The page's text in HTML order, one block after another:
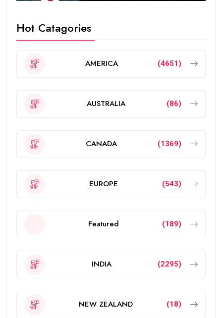
Hot Catagories
AMERICA (4651)
AUSTRALIA (86)
CANADA (1369)
EUROPE (543)
Featured (189)
INDIA (2295)
NEW ZEALAND (18)